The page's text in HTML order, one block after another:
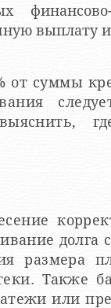
выплату
от суммы
долга
размера
Также
или